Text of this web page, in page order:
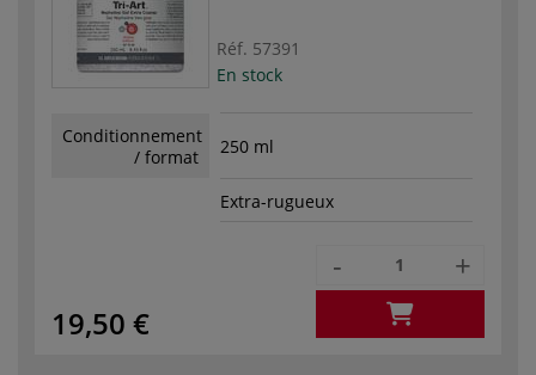
Réf. 57391
En stock
Conditionnement
/ format
250 ml
Extra-rugueux
19,50 €
- +